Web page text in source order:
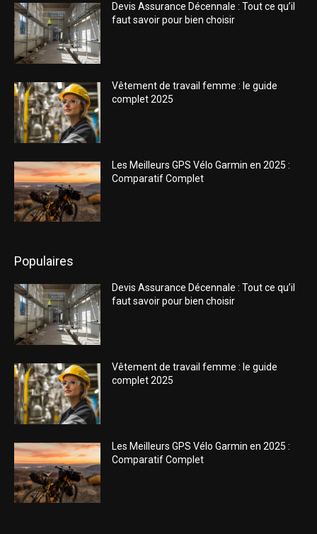
Devis Assurance Décennale : Tout ce qu’il
faut savoir pour bien choisir
Vêtement de travail femme : le guide
complet 2025
Les Meilleurs GPS Vélo Garmin en 2025 :
Comparatif Complet
Populaires
Devis Assurance Décennale : Tout ce qu’il
faut savoir pour bien choisir
Vêtement de travail femme : le guide
complet 2025
Les Meilleurs GPS Vélo Garmin en 2025 :
Comparatif Complet